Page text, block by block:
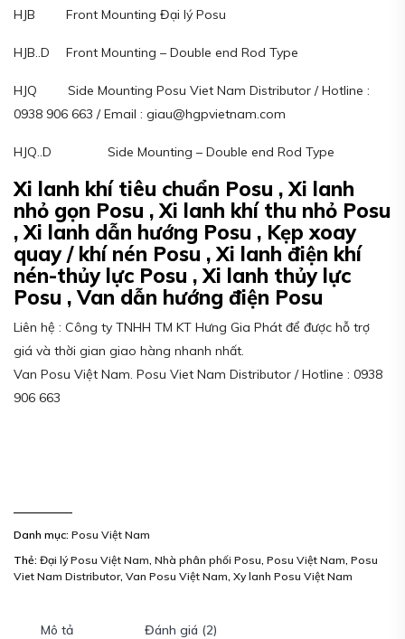
HJB Front Mounting Đại lý Posu
HJB..D Front Mounting – Double end Rod Type
HJQ Side Mounting Posu Viet Nam Distributor / Hotline :
0938 906 663 / Email : giau@hgpvietnam.com
HJQ..D Side Mounting – Double end Rod Type
Xi lanh khí tiêu chuẩn Posu , Xi lanh
nhỏ gọn Posu , Xi lanh khí thu nhỏ Posu
, Xi lanh dẫn hướng Posu , Kẹp xoay
quay / khí nén Posu , Xi lanh điện khí
nén-thủy lực Posu , Xi lanh thủy lực
Posu , Van dẫn hướng điện Posu
Liên hệ : Công ty TNHH TM KT Hưng Gia Phát để được hỗ trợ
giá và thời gian giao hàng nhanh nhất.
Van Posu Việt Nam. Posu Viet Nam Distributor / Hotline : 0938
906 663
Danh mục: Posu Việt Nam
Thẻ: Đại lý Posu Việt Nam, Nhà phân phối Posu, Posu Việt Nam, Posu
Viet Nam Distributor, Van Posu Việt Nam, Xy lanh Posu Việt Nam
Mô tả Đánh giá (2)